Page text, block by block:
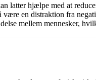
latter hjælpe med at
en distraktion fra
mellem mennesker,